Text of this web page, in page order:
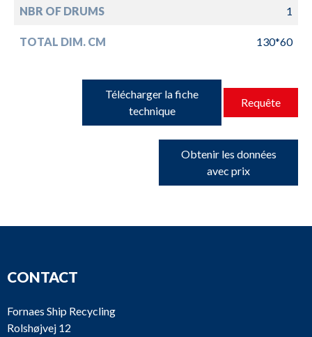
NBR OF DRUMS 1
TOTAL DIM. CM 130*60
Télécharger la fiche
technique
Requête
Obtenir les données
avec prix
CONTACT
Fornaes Ship Recycling
Rolshøjvej 12